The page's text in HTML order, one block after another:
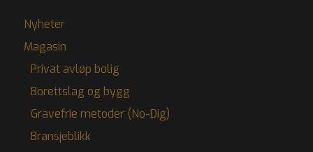
Nyheter
Magasin
Privat avløp bolig
Borettslag og bygg
Gravefrie metoder (No-Dig)
Bransjeblikk